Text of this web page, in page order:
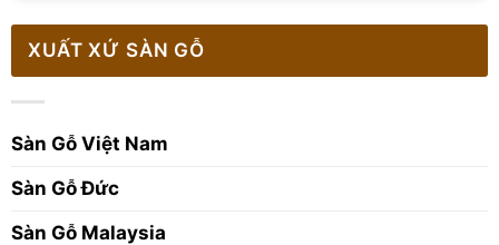
XUẤT XỨ SÀN GỖ
Sàn Gỗ Việt Nam
Sàn Gỗ Đức
Sàn Gỗ Malaysia